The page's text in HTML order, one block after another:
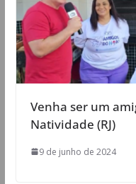
Venha ser um
Natividade (RJ)
9 de junho de 2024